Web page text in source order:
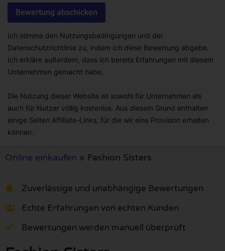
Ich stimme den Nutzungsbedingungen und der
Datenschutzrichtlinie zu, indem ich diese Bewertung abgebe.
Ich erkläre außerdem, dass ich bereits Erfahrungen mit diesem
Unternehmen gemacht habe.
Die Nutzung dieser Website ist sowohl für Unternehmen als
auch für Nutzer völlig kostenlos. Aus diesem Grund enthalten
einige Seiten Affiliate-Links, für die wir eine Provision erhalten
können.
Online einkaufen » Fashion Sisters
Zuverlässige und unabhängige Bewertungen
Echte Erfahrungen von echten Kunden
Bewertungen werden manuell überprüft